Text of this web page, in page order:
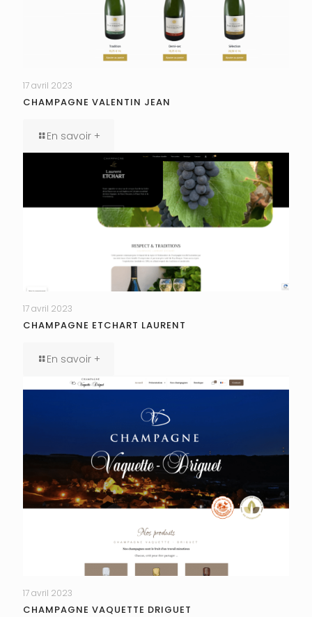
17 avril 2023
CHAMPAGNE VALENTIN JEAN
En savoir +
17 avril 2023
CHAMPAGNE ETCHART LAURENT
En savoir +
17 avril 2023
CHAMPAGNE VAQUETTE DRIGUET